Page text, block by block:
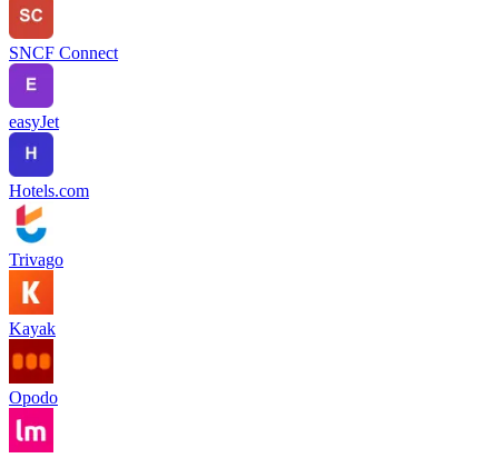
SNCF Connect
easyJet
Hotels.com
Trivago
Kayak
Opodo